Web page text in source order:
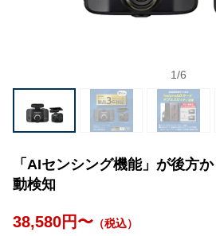
1/6
「AIセンシング機能」が後方
動検知
38,580円〜 （税込）